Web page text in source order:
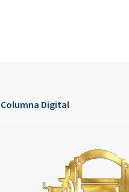
Columna Digital